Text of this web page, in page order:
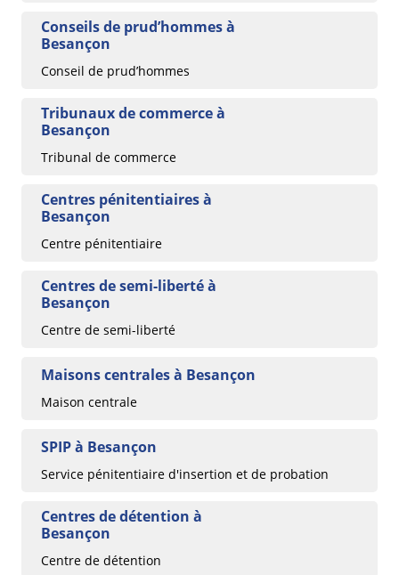
Conseils de prud’hommes à
Besançon
Conseil de prud’hommes
Tribunaux de commerce à
Besançon
Tribunal de commerce
Centres pénitentiaires à
Besançon
Centre pénitentiaire
Centres de semi-liberté à
Besançon
Centre de semi-liberté
Maisons centrales à Besançon
Maison centrale
SPIP à Besançon
Service pénitentiaire d'insertion et de probation
Centres de détention à
Besançon
Centre de détention